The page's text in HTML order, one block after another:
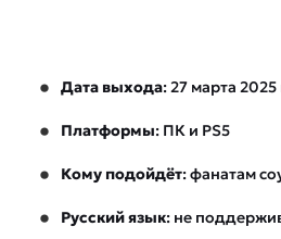
Дата выхода: 27 марта 2025
Платформы: ПК и PS5
Кому подойдёт: фанатам
Русский язык: не